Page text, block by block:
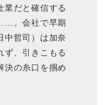
業だと確信する
。会社で早期
中哲司）は加奈
ず、引きこもる
決の糸口を掴め